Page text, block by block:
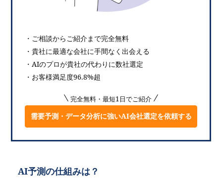
・ご相談からご紹介まで完全無料
・貴社に最適な会社に手間なく出会える
・AIのプロが貴社の代わりに数社選定
・お客様満足度96.8%超
完全無料・最短1日でご紹介
需要予測・データ分析に強いAI会社選定を依頼する
AI予測の仕組みは？